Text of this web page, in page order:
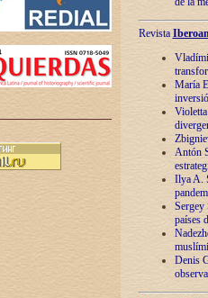
Revista
María
Antón
Ilya A.
Sergey
países
Denis